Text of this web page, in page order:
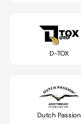
D-TOX
Dutch Passion